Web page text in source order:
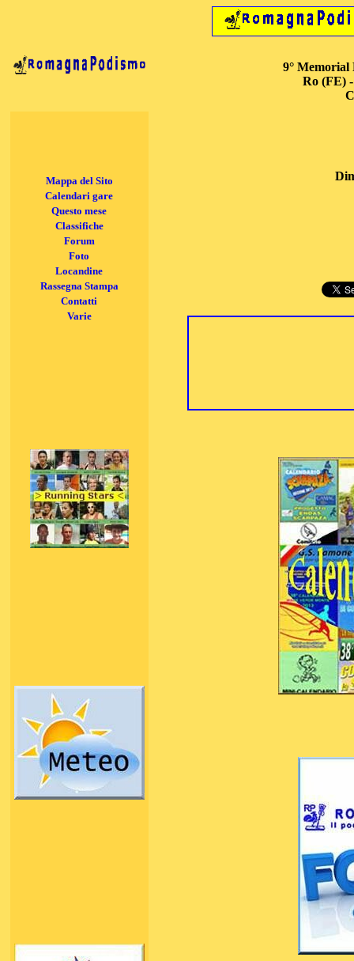
9° Memorial
Ro (FE)
Mappa del Sito
Calendari gare
Questo mese
Classifiche
Forum
Foto
Locandine
Rassegna Stampa
Contatti
Varie